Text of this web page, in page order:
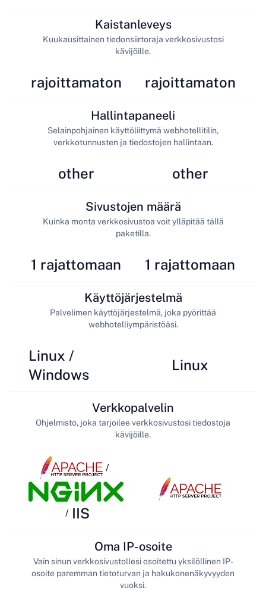
rajoittamaton
Kaistanleveys
Kuukausittainen tiedonsiirtoraja verkkosivustosi
kävijöille.
rajoittamaton
other
Hallintapaneeli
Selainpohjainen käyttöliittymä webhotellitilin,
verkkotunnusten ja tiedostojen hallintaan.
other
1 rajattomaan
Sivustojen määrä
Kuinka monta verkkosivustoa voit ylläpitää tällä
paketilla.
1 rajattomaan
Linux /
Windows
Käyttöjärjestelmä
Palvelimen käyttöjärjestelmä, joka pyörittää
webhotelliympäristöäsi.
Linux
/
/ IIS
Verkkopalvelin
Ohjelmisto, joka tarjoilee verkkosivustosi tiedostoja
kävijöille.
Oma IP-osoite
Vain sinun verkkosivustollesi osoitettu yksilöllinen IP-
osoite paremman tietoturvan ja hakukonenäkyvyyden
vuoksi.